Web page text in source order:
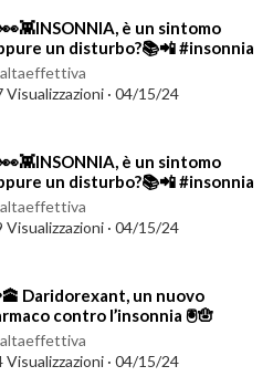
è un sintomo
un disturbo?📚📲 #insonnia
Visualizzazioni · 04/15/24
è un sintomo
un disturbo?📚📲 #insonnia
Visualizzazioni · 04/15/24
Daridorexant, un nuovo
contro l’insonnia 🖲️🪬
Visualizzazioni · 04/15/24